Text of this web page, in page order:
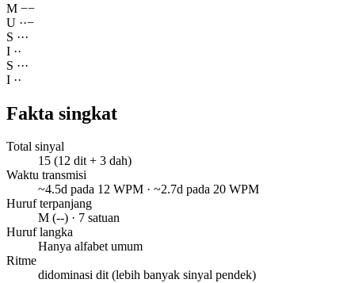
M −−
U ··−
S ···
I ··
S ···
I ··
Fakta singkat
Total sinyal
15 (12 dit + 3 dah)
Waktu transmisi
~4.5d pada 12 WPM · ~2.7d pada 20 WPM
Huruf terpanjang
M (--) · 7 satuan
Huruf langka
Hanya alfabet umum
Ritme
didominasi dit (lebih banyak sinyal pendek)